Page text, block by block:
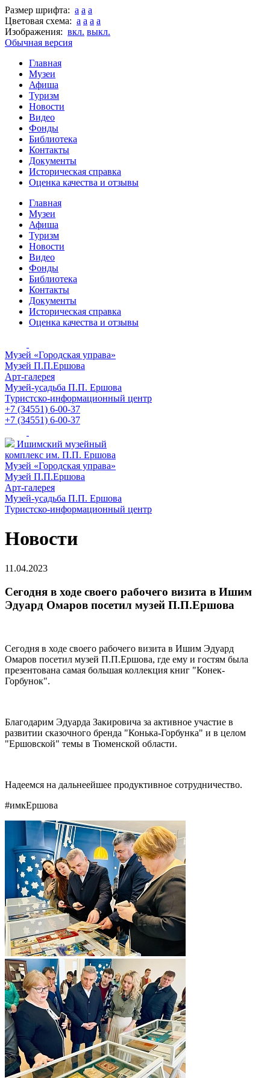
Размер шрифта: a a a
Цветовая схема: a a a a
Изображения: вкл. выкл.
Обычная версия
Главная
Музеи
Афиша
Туризм
Новости
Видео
Фонды
Библиотека
Контакты
Документы
Историческая справка
Оценка качества и отзывы
Главная
Музеи
Афиша
Туризм
Новости
Видео
Фонды
Библиотека
Контакты
Документы
Историческая справка
Оценка качества и отзывы
Музей «Городская управа»
Музей П.П.Ершова
Арт-галерея
Музей-усадьба П.П. Ершова
Туристско-информационный центр
+7 (34551) 6-00-37
+7 (34551) 6-00-37
Ишимский музейный
комплекс им. П.П. Ершова
Музей «Городская управа»
Музей П.П.Ершова
Арт-галерея
Музей-усадьба П.П. Ершова
Туристско-информационный центр
Новости
11.04.2023
Сегодня в ходе своего рабочего визита в Ишим
Эдуард Омаров посетил музей П.П.Ершова
Сегодня в ходе своего рабочего визита в Ишим Эдуард
Омаров посетил музей П.П.Ершова, где ему и гостям была
презентована самая большая коллекция книг "Конек-
Горбунок".
Благодарим Эдуарда Закировича за активное участие в
развитии сказочного бренда "Конька-Горбунка" и в целом
"Ершовской" темы в Тюменской области.
Надеемся на дальнеейшее продуктивное сотрудничество.
#имкЕршова